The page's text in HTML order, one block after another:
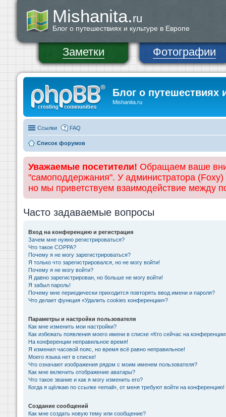
Mishanita.ru
Блог о путешествиях и культуре в Европе
Заметки Фотографии
Блог о путешествиях
Mishanita.ru
Ссылки FAQ
Список форумов
Уважаемые посетители! Обращаем ваше
"самоподдержания". У администратора
но мы приветствуем взаимодействие между
Часто задаваемые вопросы
Вход на конференцию и регистрация
Зачем мне нужно регистрироваться?
Что такое COPPA?
Почему я не могу зарегистрироваться?
Я только что зарегистрировался, но не могу войти!
Почему я не могу войти?
Я давно зарегистрирован, но больше не могу войти!
Я забыл пароль!
Почему мне периодически приходится повторять ввод имени и пароля?
Что делает функция «Удалить cookies конференции»?
Параметры и настройки пользователя
Как мне изменить мои настройки?
Как избежать появления моего имени в списке «Кто сейчас на
На конференции неправильное время!
Я изменил часовой пояс, но время всё равно неправильное!
Моего языка нет в списке!
Что означают изображения рядом с моим именем пользователя?
Как мне включить отображение аватары?
Что такое звание и как я могу изменить его?
Когда я щёлкаю по ссылке «email», от меня требуют войти на конференцию!
Создание сообщений
Как мне создать новую тему или сообщение?